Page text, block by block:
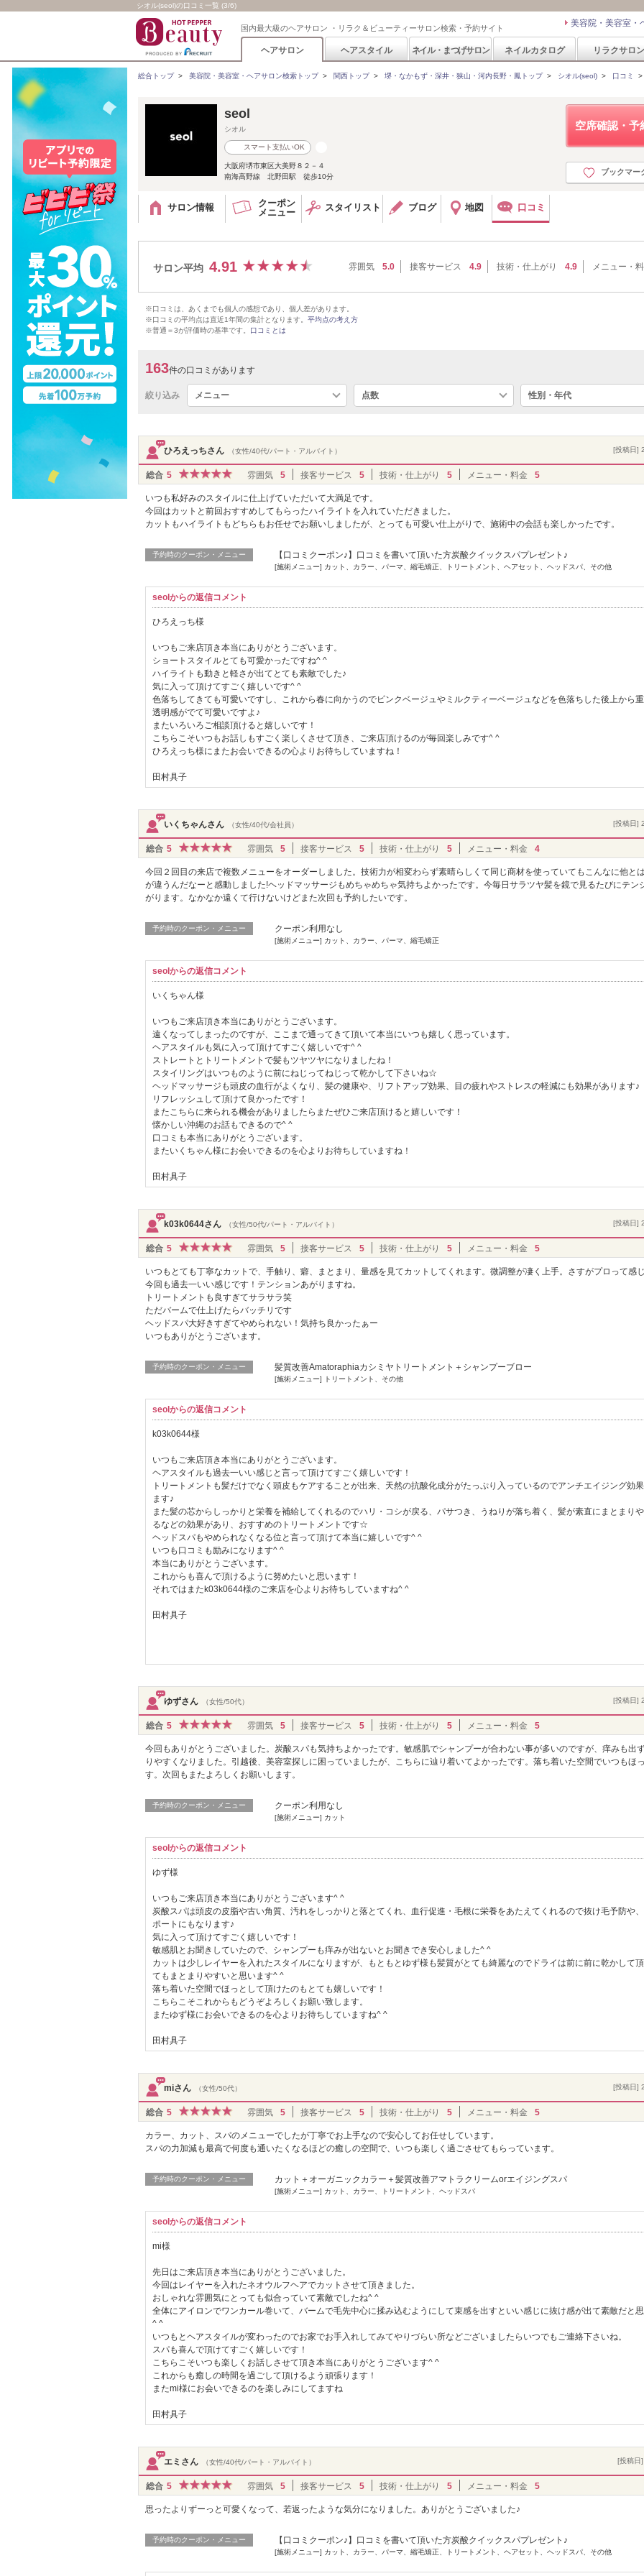
シオル(seol)の口コミ一覧 (3/6)
国内最大級のヘアサロン ・リラク＆ビューティーサロン検索・予約サイト 美容院・美容室・
ヘアサロン ヘアスタイル ネイル・まつげサロン ネイルカタログ リラクサロン
総合トップ> 美容院・美容室・ヘアサロン検索トップ> 関西トップ> 堺・なかもず・深井・狭山・河内長野・鳳トップ> シオル(seol) > 口コミ
空席確認・予
ブックマー
seol
シオル
スマート支払いOK
大阪府堺市東区大美野８２－４
南海高野線 北野田駅 徒歩10分
サロン情報
クーポン
メニュー
スタイリスト ブログ 地図 口コミ
サロン平均 4.91 雰囲気 5.0 接客サービス 4.9 技術・仕上がり 4.9 メニュー・
※口コミは、あくまでも個人の感想であり、個人差があります。
※口コミの平均点は直近1年間の集計となります。 平均点の考え方
※普通＝3が評価時の基準です。 口コミとは
163件の口コミがあります
絞り込み メニュー 点数 性別・年代
ひろえっちさん （女性/40代/パート・アルバイト） [投稿日]
総合 5 雰囲気 5 接客サービス 5 技術・仕上がり 5 メニュー・料金 5
いつも私好みのスタイルに仕上げていただいて大満足です。
今回はカットと前回おすすめしてもらったハイライトを入れていただきました。
カットもハイライトもどちらもお任せでお願いしましたが、とっても可愛い仕上がりで、施術中の会話も楽しかったです。
予約時のクーポン・メニュー 【口コミクーポン♪】口コミを書いて頂いた方炭酸クイックスパプレゼント♪
[施術メニュー] カット、カラー、パーマ、縮毛矯正、トリートメント、ヘアセット、ヘッドスパ、その他
seolからの返信コメント
ひろえっち様
いつもご来店頂き本当にありがとうございます。
ショートスタイルとても可愛かったですね^ ^
ハイライトも動きと軽さが出てとても素敵でした♪
気に入って頂けてすごく嬉しいです^ ^
色落ちしてきても可愛いですし、これから春に向かうのでピンクベージュやミルクティーベージュなどを色落ちした後上から
透明感がでて可愛いですよ♪
またいろいろご相談頂けると嬉しいです！
こちらこそいつもお話しもすごく楽しくさせて頂き、ご来店頂けるのが毎回楽しみです^ ^
ひろえっち様にまたお会いできるの心よりお待ちしていますね！
田村具子
いくちゃんさん （女性/40代/会社員） [投稿日]
総合 5 雰囲気 5 接客サービス 5 技術・仕上がり 5 メニュー・料金 4
今回２回目の来店で複数メニューをオーダーしました。技術力が相変わらず素晴らしくて同じ商材を使っていてもこんなに他と
が違うんだなーと感動しました!ヘッドマッサージもめちゃめちゃ気持ちよかったです。今毎日サラツヤ髪を鏡で見るたびにテン
がります。なかなか遠くて行けないけどまた次回も予約したいです。
予約時のクーポン・メニュー クーポン利用なし
[施術メニュー] カット、カラー、パーマ、縮毛矯正
seolからの返信コメント
いくちゃん様
いつもご来店頂き本当にありがとうございます。
遠くなってしまったのですが、ここまで通ってきて頂いて本当にいつも嬉しく思っています。
ヘアスタイルも気に入って頂けてすごく嬉しいです^ ^
ストレートとトリートメントで髪もツヤツヤになりましたね！
スタイリングはいつものように前にねじってねじって乾かして下さいね☆
ヘッドマッサージも頭皮の血行がよくなり、髪の健康や、リフトアップ効果、目の疲れやストレスの軽減にも効果があります♪
リフレッシュして頂けて良かったです！
またこちらに来られる機会がありましたらまたぜひご来店頂けると嬉しいです！
懐かしい沖縄のお話もできるので^ ^
口コミも本当にありがとうございます。
またいくちゃん様にお会いできるのを心よりお待ちしていますね！
田村具子
k03k0644さん （女性/50代/パート・アルバイト） [投稿日]
総合 5 雰囲気 5 接客サービス 5 技術・仕上がり 5 メニュー・料金 5
いつもとても丁寧なカットで、手触り、癖、まとまり、量感を見てカットしてくれます。微調整が凄く上手。さすがプロって感じ
今回も過去一いい感じです！テンションあがりますね。
トリートメントも良すぎてサラサラ笑
ただバームで仕上げたらバッチリです
ヘッドスパ大好きすぎてやめられない！気持ち良かったぁー
いつもありがとうございます。
予約時のクーポン・メニュー 髪質改善Amatoraphiaカシミヤトリートメント＋シャンプーブロー
[施術メニュー] トリートメント、その他
seolからの返信コメント
k03k0644様
いつもご来店頂き本当にありがとうございます。
ヘアスタイルも過去一いい感じと言って頂けてすごく嬉しいです！
トリートメントも髪だけでなく頭皮もケアすることが出来、天然の抗酸化成分がたっぷり入っているのでアンチエイジング効
ます♪
また髪の芯からしっかりと栄養を補給してくれるのでハリ・コシが戻る、パサつき、うねりが落ち着く、髪が素直にまとまり
るなどの効果があり、おすすめのトリートメントです☆
ヘッドスパもやめられなくなる位と言って頂けて本当に嬉しいです^ ^
いつも口コミも励みになります^ ^
本当にありがとうございます。
これからも喜んで頂けるように努めたいと思います！
それではまたk03k0644様のご来店を心よりお待ちしていますね^ ^
田村具子
ゆずさん （女性/50代） [投稿日]
総合 5 雰囲気 5 接客サービス 5 技術・仕上がり 5 メニュー・料金 5
今回もありがとうございました。炭酸スパも気持ちよかったです。敏感肌でシャンプーが合わない事が多いのですが、痒みも出
りやすくなりました。引越後、美容室探しに困っていましたが、こちらに辿り着いてよかったです。落ち着いた空間でいつもほ
す。次回もまたよろしくお願いします。
予約時のクーポン・メニュー クーポン利用なし
[施術メニュー] カット
seolからの返信コメント
ゆず様
いつもご来店頂き本当にありがとうございます^ ^
炭酸スパは頭皮の皮脂や古い角質、汚れをしっかりと落とてくれ、血行促進・毛根に栄養をあたえてくれるので抜け毛予防や
ポートにもなります♪
気に入って頂けてすごく嬉しいです！
敏感肌とお聞きしていたので、シャンプーも痒みが出ないとお聞きでき安心しました^ ^
カットは少しレイヤーを入れたスタイルになりますが、もともとゆず様も髪質がとても綺麗なのでドライは前に前に乾かして頂
てもまとまりやすいと思います^ ^
落ち着いた空間でほっとして頂けたのもとても嬉しいです！
こちらこそこれからもどうぞよろしくお願い致します。
またゆず様にお会いできるのを心よりお待ちしていますね^ ^
田村具子
miさん （女性/50代） [投稿日]
総合 5 雰囲気 5 接客サービス 5 技術・仕上がり 5 メニュー・料金 5
カラー、カット、スパのメニューでしたが丁寧でお上手なので安心してお任せしています。
スパの力加減も最高で何度も通いたくなるほどの癒しの空間で、いつも楽しく過ごさせてもらっています。
予約時のクーポン・メニュー カット＋オーガニックカラー＋髪質改善アマトラクリームorエイジングスパ
[施術メニュー] カット、カラー、トリートメント、ヘッドスパ
seolからの返信コメント
mi様
先日はご来店頂き本当にありがとうございました。
今回はレイヤーを入れたネオウルフヘアでカットさせて頂きました。
おしゃれな雰囲気にとっても似合っていて素敵でしたね^ ^
全体にアイロンでワンカール巻いて、バームで毛先中心に揉み込むようにして束感を出すといい感じに抜け感が出て素敵だと
^ ^
いつもとヘアスタイルが変わったのでお家でお手入れしてみてやりづらい所などございましたらいつでもご連絡下さいね。
スパも喜んで頂けてすごく嬉しいです！
こちらこそいつも楽しくお話しさせて頂き本当にありがとうございます^ ^
これからも癒しの時間を過ごして頂けるよう頑張ります！
またmi様にお会いできるのを楽しみにしてますね
田村具子
エミさん （女性/40代/パート・アルバイト） [投稿日
総合 5 雰囲気 5 接客サービス 5 技術・仕上がり 5 メニュー・料金 5
思ったよりずーっと可愛くなって、若返ったような気分になりました。ありがとうございました♪
予約時のクーポン・メニュー 【口コミクーポン♪】口コミを書いて頂いた方炭酸クイックスパプレゼント♪
[施術メニュー] カット、カラー、パーマ、縮毛矯正、トリートメント、ヘアセット、ヘッドスパ、その他